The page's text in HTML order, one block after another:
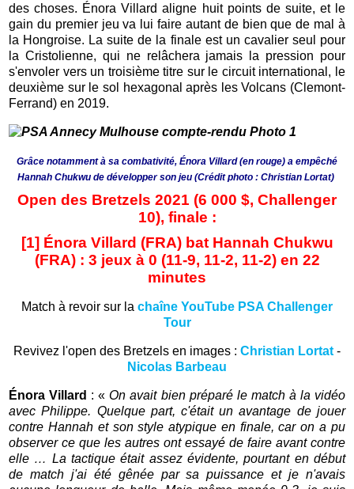
des choses. Énora Villard aligne huit points de suite, et le
gain du premier jeu va lui faire autant de bien que de mal à
la Hongroise. La suite de la finale est un cavalier seul pour
la Cristolienne, qui ne relâchera jamais la pression pour
s'envoler vers un troisième titre sur le circuit international, le
deuxième sur le sol hexagonal après les Volcans (Clemont-
Ferrand) en 2019.
Grâce notamment à sa combativité, Énora Villard (en rouge) a empêché
Hannah Chukwu de développer son jeu (Crédit photo : Christian Lortat)
Open des Bretzels 2021 (6 000 $, Challenger
10), finale :
[1] Énora Villard (FRA) bat Hannah Chukwu
(FRA) : 3 jeux à 0 (11-9, 11-2, 11-2) en 22
minutes
Match à revoir sur la chaîne YouTube PSA Challenger
Tour
Revivez l'open des Bretzels en images : Christian Lortat -
Nicolas Barbeau
Énora Villard : «On avait bien préparé le match à la vidéo
avec Philippe. Quelque part, c'était un avantage de jouer
contre Hannah et son style atypique en finale, car on a pu
observer ce que les autres ont essayé de faire avant contre
elle … La tactique était assez évidente, pourtant en début
de match j'ai été gênée par sa puissance et je n'avais